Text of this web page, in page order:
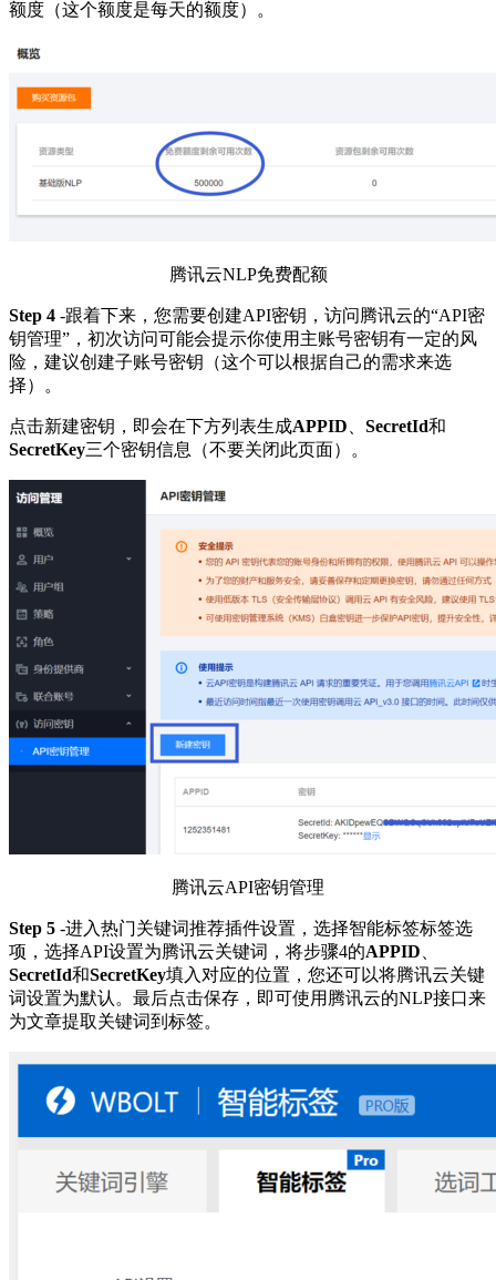
额度（这个额度是每天的额度）。
腾讯云NLP免费配额
Step 4 -跟着下来，您需要创建API密钥，访问腾讯云的“API密
钥管理”，初次访问可能会提示你使用主账号密钥有一定的风
险，建议创建子账号密钥（这个可以根据自己的需求来选
择）。
点击新建密钥，即会在下方列表生成APPID SecretId和
SecretKey三个密钥信息（不要关闭此页面）。
腾讯云API密钥管理
Step 5 -进入热门关键词推荐插件设置，选择智能标签标签选
项，选择API设置为腾讯云关键词，将步骤4的APPID
SecretId和SecretKey填入对应的位置，您还可以将腾讯云关键
词设置为默认。最后点击保存，即可使用腾讯云的NLP接口来
为文章提取关键词到标签。